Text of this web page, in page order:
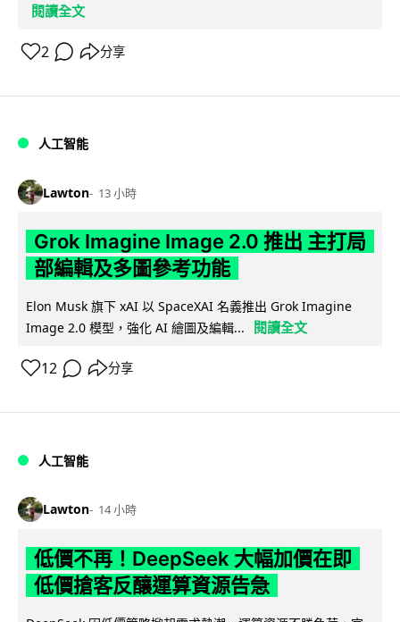
閱讀全文
2 分享
人工智能
Lawton 13 小時
Grok Imagine Image 2.0 推出 主打局
部編輯及多圖參考功能
Elon Musk 旗下 xAI 以 SpaceXAI 名義推出 Grok Imagine
Image 2.0 模型，強化 AI 繪圖及編輯...
閱讀全文
12 分享
人工智能
Lawton 14 小時
低價不再！DeepSeek 大幅加價在即
低價搶客反釀運算資源告急